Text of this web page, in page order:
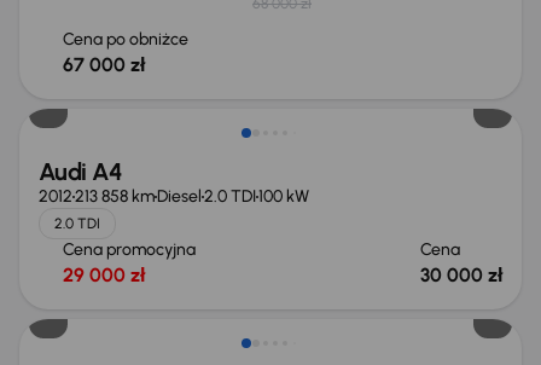
Cena po obniżce
67 000 zł
Audi A4
2012213 858 kmDiesel2.0 TDI100 kW
2.0 TDI
Cena promocyjna
29 000 zł
Cena
30 000 zł
Taniej o 1 000 zł